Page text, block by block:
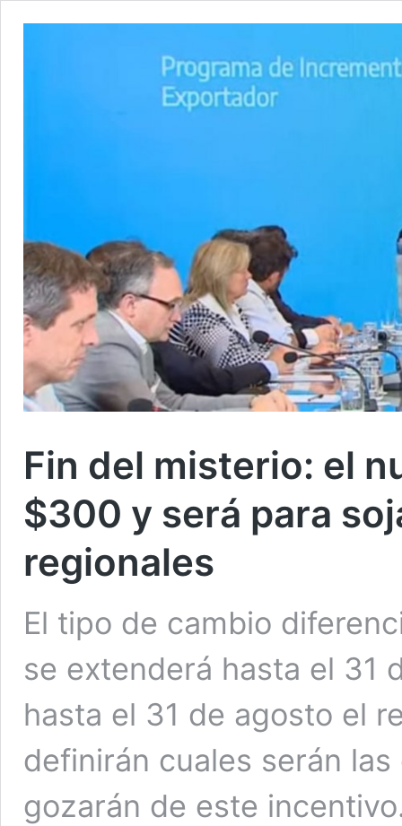
Fin del misterio: el
$300 y será para
regionales
El tipo de cambio
se extenderá hasta el 31
hasta el 31 de agosto el
definirán cuales serán
gozarán de este